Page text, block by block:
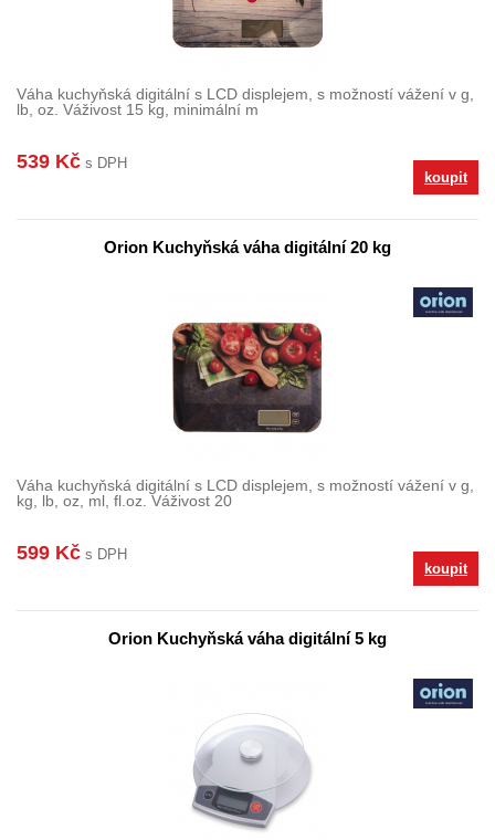
Váha kuchyňská digitální s LCD displejem, s možností vážení v g,
lb, oz. Váživost 15 kg, minimální m
539 Kč s DPH
koupit
Orion Kuchyňská váha digitální 20 kg
Váha kuchyňská digitální s LCD displejem, s možností vážení v g,
kg, lb, oz, ml, fl.oz. Váživost 20
599 Kč s DPH
koupit
Orion Kuchyňská váha digitální 5 kg